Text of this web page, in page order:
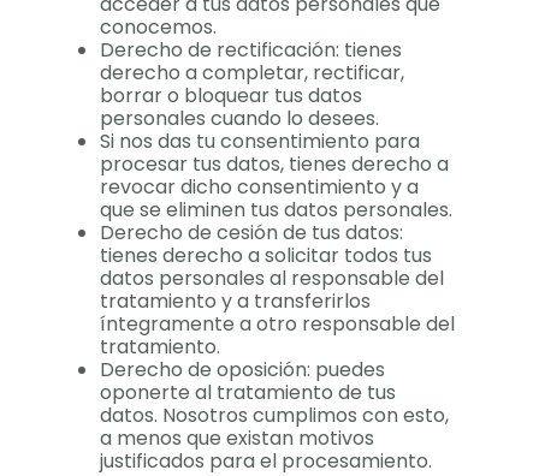
conocemos.
Derecho de rectificación: tienes
derecho a completar, rectificar,
borrar o bloquear tus datos
personales cuando lo desees.
Si nos das tu consentimiento para
procesar tus datos, tienes derecho a
revocar dicho consentimiento y a
que se eliminen tus datos personales.
Derecho de cesión de tus datos:
tienes derecho a solicitar todos tus
datos personales al responsable del
tratamiento y a transferirlos
íntegramente a otro responsable del
tratamiento.
Derecho de oposición: puedes
oponerte al tratamiento de tus
datos. Nosotros cumplimos con esto,
a menos que existan motivos
justificados para el procesamiento.